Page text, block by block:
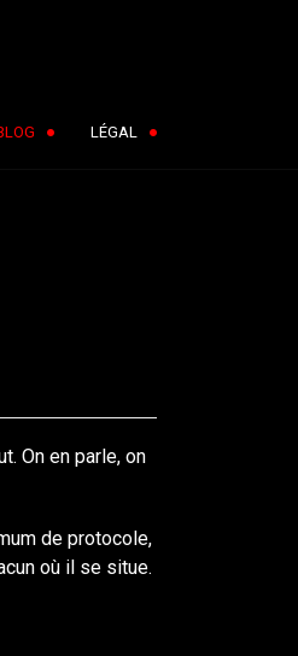
LÉGAL
On en parle, on
de protocole,
où il se situe.